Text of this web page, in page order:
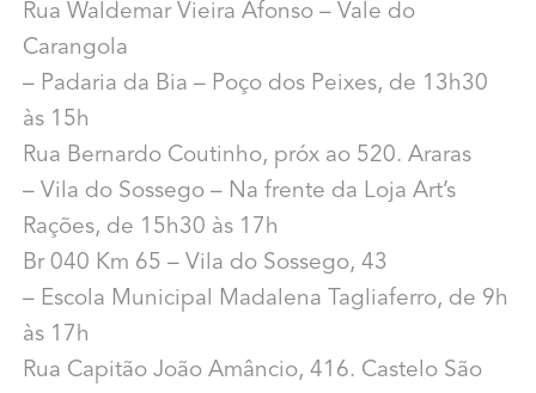
Rua Waldemar Vieira Afonso – Vale do
Carangola
– Padaria da Bia – Poço dos Peixes, de 13h30
às 15h
Rua Bernardo Coutinho, próx ao 520. Araras
– Vila do Sossego – Na frente da Loja Art’s
Rações, de 15h30 às 17h
Br 040 Km 65 – Vila do Sossego, 43
– Escola Municipal Madalena Tagliaferro, de 9h
às 17h
Rua Capitão João Amâncio, 416. Castelo São